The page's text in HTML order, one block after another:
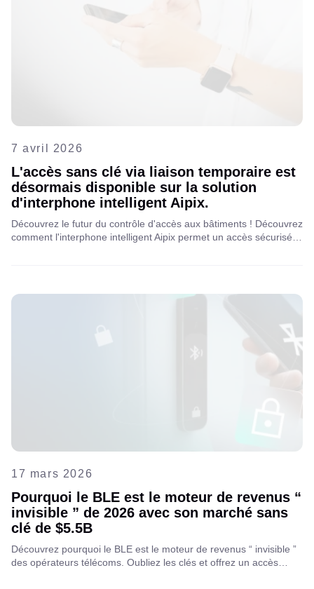
7 avril 2026
L'accès sans clé via liaison temporaire est
désormais disponible sur la solution
d'interphone intelligent Aipix.
Découvrez le futur du contrôle d'accès aux bâtiments ! Découvrez
comment l'interphone intelligent Aipix permet un accès sécurisé
17 mars 2026
Pourquoi le BLE est le moteur de revenus “
invisible ” de 2026 avec son marché sans
clé de $5.5B
Découvrez pourquoi le BLE est le moteur de revenus “ invisible ”
des opérateurs télécoms. Oubliez les clés et offrez un accès